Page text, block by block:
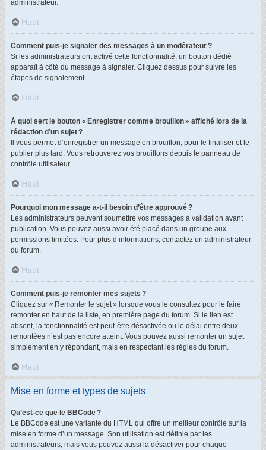
administrateur.
Haut
Comment puis-je signaler des messages à un modérateur ?
Si les administrateurs ont activé cette fonctionnalité, un bouton dédié
apparaît à côté du message à signaler. Cliquez dessus pour suivre les
étapes de signalement.
Haut
À quoi sert le bouton « Enregistrer comme brouillon » affiché lors de la
rédaction d’un sujet ?
Il vous permet d’enregistrer un message en brouillon, pour le finaliser et le
publier plus tard. Vous retrouverez vos brouillons depuis le panneau de
contrôle utilisateur.
Haut
Pourquoi mon message a-t-il besoin d’être approuvé ?
Les administrateurs peuvent soumettre vos messages à validation avant
publication. Vous pouvez aussi avoir été placé dans un groupe aux
permissions limitées. Pour plus d’informations, contactez un administrateur
du forum.
Haut
Comment puis-je remonter mes sujets ?
Cliquez sur « Remonter le sujet » lorsque vous le consultez pour le faire
remonter en haut de la liste, en première page du forum. Si le lien est
absent, la fonctionnalité est peut-être désactivée ou le délai entre deux
remontées n’est pas encore atteint. Vous pouvez aussi remonter un sujet
simplement en y répondant, mais en respectant les règles du forum.
Haut
Mise en forme et types de sujets
Qu’est-ce que le BBCode ?
Le BBCode est une variante du HTML qui offre un meilleur contrôle sur la
mise en forme d’un message. Son utilisation est définie par les
administrateurs, mais vous pouvez aussi la désactiver pour chaque